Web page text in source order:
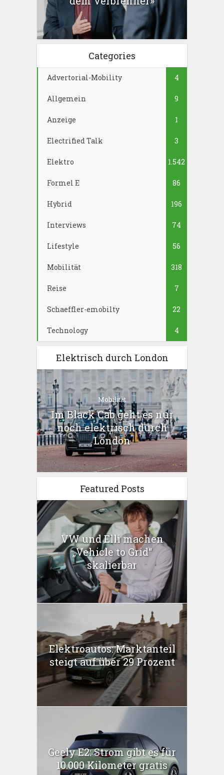
Categories
Advertorial-Mobility 4
Allgemein 9
Anzeige 1
Electrified Talk 3
Elektro 1.542
Formel E 86
Hybrid 196
Interviews 74
Lifestyle 56
Mobilität 318
Reise 7
Schaeffler-emobilty 22
Technology 4
Elektrisch durch London
Mobilität
Im Black Cab geht es nur
noch elektrisch durch
London
Featured Posts
VW und Elli machen
„Vehicle to Grid“
skalierbar
Elektroautos: Marktanteil
steigt auf über 29 Prozent
Geely E2: Strom gibt es für
10.000 Kilometer gratis